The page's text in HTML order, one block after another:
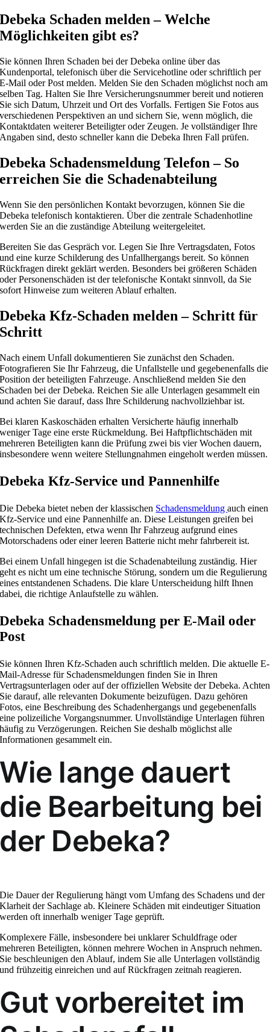
Debeka Schaden melden – Welche
Möglichkeiten gibt es?
Sie können Ihren Schaden bei der Debeka online über das
Kundenportal, telefonisch über die Servicehotline oder schriftlich per
E-Mail oder Post melden. Melden Sie den Schaden möglichst noch am
selben Tag. Halten Sie Ihre Versicherungsnummer bereit und notieren
Sie sich Datum, Uhrzeit und Ort des Vorfalls. Fertigen Sie Fotos aus
verschiedenen Perspektiven an und sichern Sie, wenn möglich, die
Kontaktdaten weiterer Beteiligter oder Zeugen. Je vollständiger Ihre
Angaben sind, desto schneller kann die Debeka Ihren Fall prüfen.
Debeka Schadensmeldung Telefon – So
erreichen Sie die Schadenabteilung
Wenn Sie den persönlichen Kontakt bevorzugen, können Sie die
Debeka telefonisch kontaktieren. Über die zentrale Schadenhotline
werden Sie an die zuständige Abteilung weitergeleitet.
Bereiten Sie das Gespräch vor. Legen Sie Ihre Vertragsdaten, Fotos
und eine kurze Schilderung des Unfallhergangs bereit. So können
Rückfragen direkt geklärt werden. Besonders bei größeren Schäden
oder Personenschäden ist der telefonische Kontakt sinnvoll, da Sie
sofort Hinweise zum weiteren Ablauf erhalten.
Debeka Kfz-Schaden melden – Schritt für
Schritt
Nach einem Unfall dokumentieren Sie zunächst den Schaden.
Fotografieren Sie Ihr Fahrzeug, die Unfallstelle und gegebenenfalls die
Position der beteiligten Fahrzeuge. Anschließend melden Sie den
Schaden bei der Debeka. Reichen Sie alle Unterlagen gesammelt ein
und achten Sie darauf, dass Ihre Schilderung nachvollziehbar ist.
Bei klaren Kaskoschäden erhalten Versicherte häufig innerhalb
weniger Tage eine erste Rückmeldung. Bei Haftpflichtschäden mit
mehreren Beteiligten kann die Prüfung zwei bis vier Wochen dauern,
insbesondere wenn weitere Stellungnahmen eingeholt werden müssen.
Debeka Kfz-Service und Pannenhilfe
Die Debeka bietet neben der klassischen Schadensmeldungauch einen
Kfz-Service und eine Pannenhilfe an. Diese Leistungen greifen bei
technischen Defekten, etwa wenn Ihr Fahrzeug aufgrund eines
Motorschadens oder einer leeren Batterie nicht mehr fahrbereit ist.
Bei einem Unfall hingegen ist die Schadenabteilung zuständig. Hier
geht es nicht um eine technische Störung, sondern um die Regulierung
eines entstandenen Schadens. Die klare Unterscheidung hilft Ihnen
dabei, die richtige Anlaufstelle zu wählen.
Debeka Schadensmeldung per E-Mail oder
Post
Sie können Ihren Kfz-Schaden auch schriftlich melden. Die aktuelle E-
Mail-Adresse für Schadensmeldungen finden Sie in Ihren
Vertragsunterlagen oder auf der offiziellen Website der Debeka. Achten
Sie darauf, alle relevanten Dokumente beizufügen. Dazu gehören
Fotos, eine Beschreibung des Schadenhergangs und gegebenenfalls
eine polizeiliche Vorgangsnummer. Unvollständige Unterlagen führen
häufig zu Verzögerungen. Reichen Sie deshalb möglichst alle
Informationen gesammelt ein.
Wie lange dauert
die Bearbeitung bei
der Debeka?
Die Dauer der Regulierung hängt vom Umfang des Schadens und der
Klarheit der Sachlage ab. Kleinere Schäden mit eindeutiger Situation
werden oft innerhalb weniger Tage geprüft.
Komplexere Fälle, insbesondere bei unklarer Schuldfrage oder
mehreren Beteiligten, können mehrere Wochen in Anspruch nehmen.
Sie beschleunigen den Ablauf, indem Sie alle Unterlagen vollständig
und frühzeitig einreichen und auf Rückfragen zeitnah reagieren.
Gut vorbereitet im